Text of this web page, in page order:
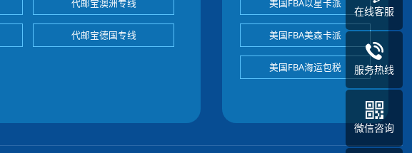
代邮宝澳洲专线
代邮宝德国专线
美国FBA以星卡派
美国FBA美森卡派
美国FBA海运包税
在线客服
服务热线
微信咨询